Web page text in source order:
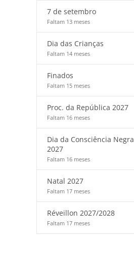
7 de setembro
Faltam 13 meses
Dia das Crianças
Faltam 14 meses
Finados
Faltam 15 meses
Proc. da República 2027
Faltam 16 meses
Dia da Consciência Negra
2027
Faltam 16 meses
Natal 2027
Faltam 17 meses
Réveillon 2027/2028
Faltam 17 meses